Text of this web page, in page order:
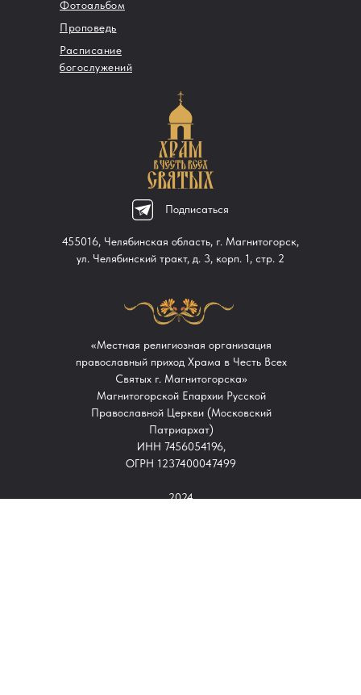
455016, Челябинская область, г. Магнитогорск,
ул. Челябинский тракт, д. 3, корп. 1, стр. 2
Проповедь
Фотоальбом
Расписание
богослужений
«Местная религиозная организация
православный приход Храма в Честь Всех
Святых г. Магнитогорска»
Магнитогорской Епархии Русской
Православной Церкви (Московский
Патриархат)
ИНН 7456054196,
ОГРН 1237400047499
2024
Подписаться